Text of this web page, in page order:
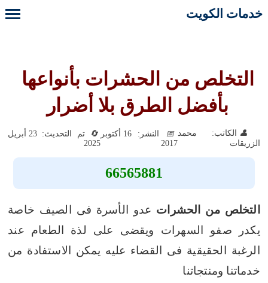
خدمات الكويت
التخلص من الحشرات بأنواعها
بأفضل الطرق بلا أضرار
الكاتب: محمد
الزريقات
النشر: 16 أكتوبر
2017
تم التحديث: 23 أبريل
2025
66565881
التخلص من الحشرات عدو الأسرة فى الصيف خاصة
يكدر صفو السهرات ويقضى على لذة الطعام عند
الرغبة الحقيقية فى القضاء عليه يمكن الاستفادة من
خدماتنا ومنتجاتنا